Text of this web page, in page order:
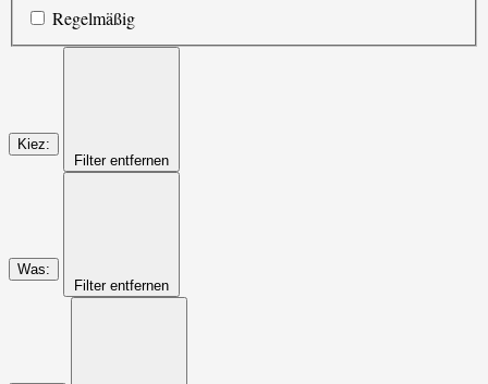
Regelmäßig
Kiez:
Filter entfernen
Was:
Filter entfernen